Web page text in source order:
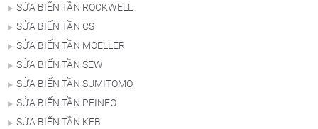
SỬA BIẾN TẦN ROCKWELL
SỬA BIẾN TẦN CS
SỬA BIẾN TẦN MOELLER
SỬA BIẾN TẦN SEW
SỬA BIẾN TẦN SUMITOMO
SỬA BIẾN TẦN PEINFO
SỬA BIẾN TẦN KEB